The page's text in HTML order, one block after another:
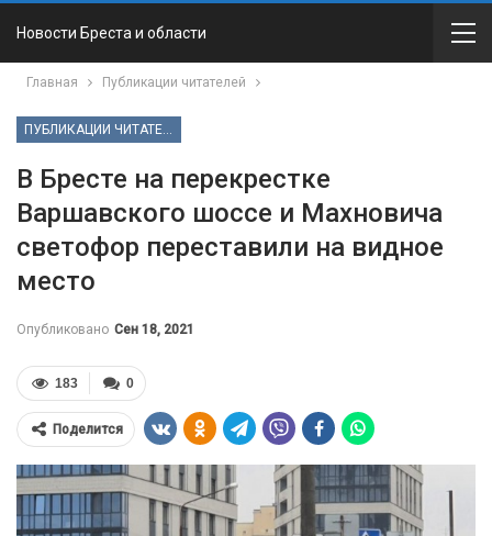
Новости Бреста и области
Главная Публикации читателей
ПУБЛИКАЦИИ ЧИТАТЕЛЕЙ
В Бресте на перекрестке
Варшавского шоссе и Махновича
светофор переставили на видное
место
Опубликовано Сен 18, 2021
0
183
Поделится